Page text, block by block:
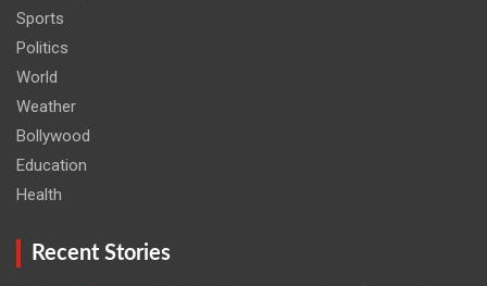
Sports
Politics
World
Weather
Bollywood
Education
Health
Recent Stories